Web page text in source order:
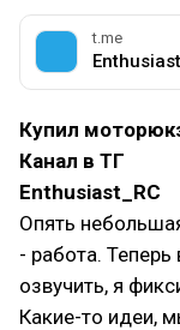
t.me
Купил
Канал в ТГ
Enthusiast_RC
Опять
- работа.
озвучить, я
Какие-то идеи,